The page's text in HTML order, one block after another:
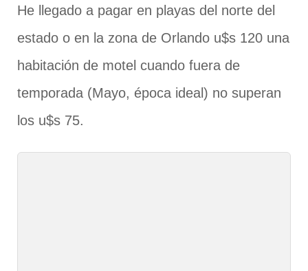
He llegado a pagar en playas del norte del
estado o en la zona de Orlando u$s 120 una
habitación de motel cuando fuera de
temporada (Mayo, época ideal) no superan
los u$s 75.